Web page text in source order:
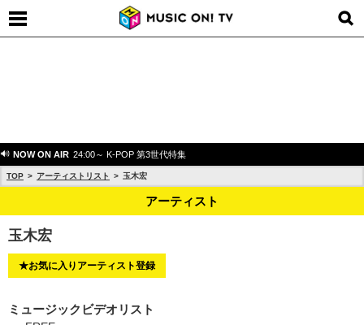
NOW ON AIR 24:00～ K-POP 第3世代特集
TOP アーティストリスト 玉木宏
アーティスト
玉木宏
★お気に入りアーティスト登録
ミュージックビデオリスト